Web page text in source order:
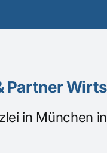
Partner
in München